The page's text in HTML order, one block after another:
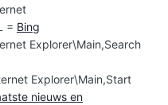
= Bing
Explorer\Main,Search
Explorer\Main,Start
nieuws en